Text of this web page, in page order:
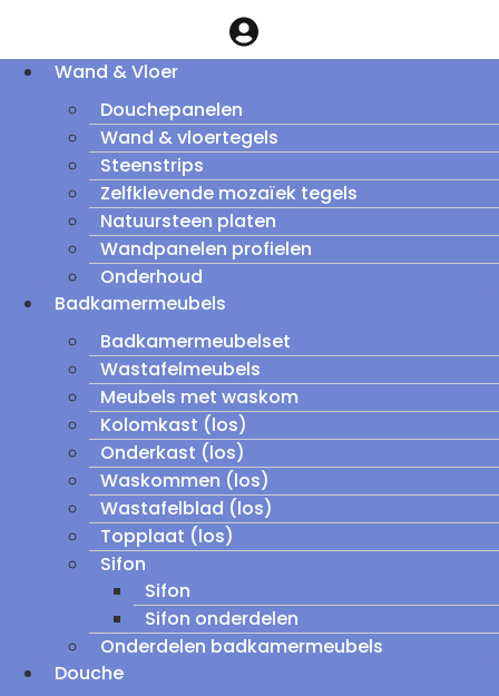
Wand & Vloer
Douchepanelen
Wand & vloertegels
Steenstrips
Zelfklevende mozaïek tegels
Natuursteen platen
Wandpanelen profielen
Onderhoud
Badkamermeubels
Badkamermeubelset
Wastafelmeubels
Meubels met waskom
Kolomkast (los)
Onderkast (los)
Waskommen (los)
Wastafelblad (los)
Topplaat (los)
Sifon
Sifon
Sifon onderdelen
Onderdelen badkamermeubels
Douche